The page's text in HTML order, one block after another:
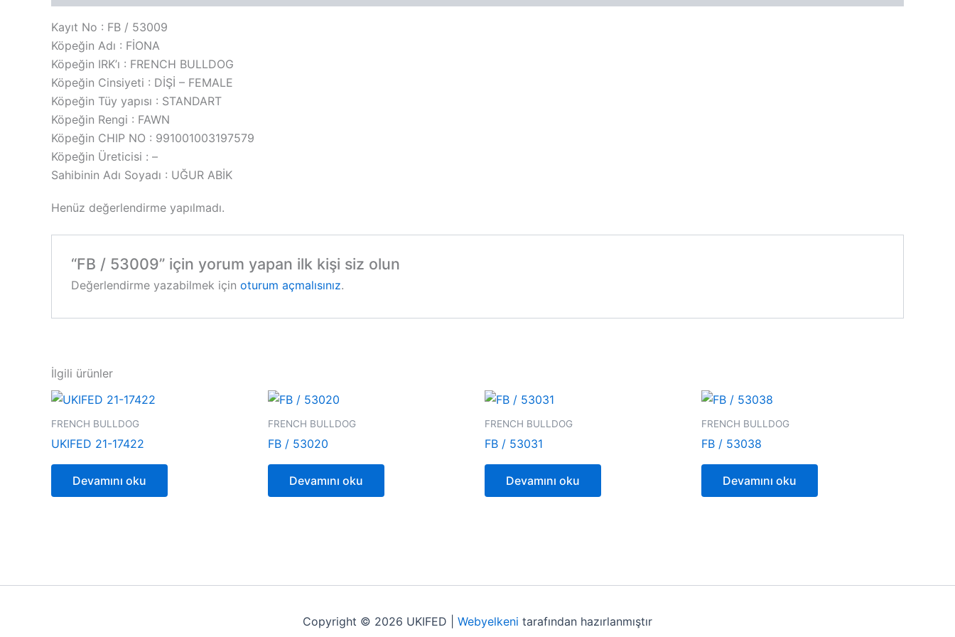
Kayıt No : FB / 53009
Köpeğin Adı : FİONA
Köpeğin IRK’ı : FRENCH BULLDOG
Köpeğin Cinsiyeti : DİŞİ – FEMALE
Köpeğin Tüy yapısı : STANDART
Köpeğin Rengi : FAWN
Köpeğin CHIP NO : 991001003197579
Köpeğin Üreticisi : –
Sahibinin Adı Soyadı : UĞUR ABİK
Henüz değerlendirme yapılmadı.
“FB / 53009” için yorum yapan ilk kişi siz olun
Değerlendirme yazabilmek için oturum açmalısınız.
İlgili ürünler
FRENCH BULLDOG
UKIFED 21-17422
Devamını oku
FRENCH BULLDOG
FB / 53020
Devamını oku
FRENCH BULLDOG
FB / 53031
Devamını oku
FRENCH BULLDOG
FB / 53038
Devamını oku
Copyright © 2026 UKIFED | Webyelkeni tarafından hazırlanmıştır